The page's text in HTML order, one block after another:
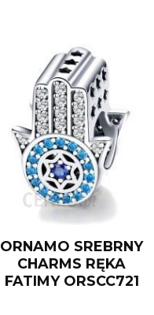
ORNAMO SREBRNY
CHARMS RĘKA
FATIMY ORSCC721